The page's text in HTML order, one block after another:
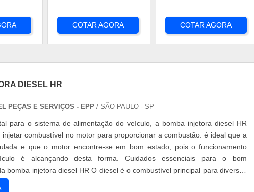
COTAR AGORA COTAR AGORA
DIESEL HR
PEÇAS E SERVIÇOS - EPP / SÃO PAULO - SP
para o sistema de alimentação do veículo, a bomba injetora diesel HR
combustível no motor para proporcionar a combustão. é ideal que a
e que o motor encontre-se em bom estado, pois o funcionamento
é alcançando desta forma. Cuidados essenciais para o bom
bomba injetora diesel HR O diesel é o combustível principal para diversos